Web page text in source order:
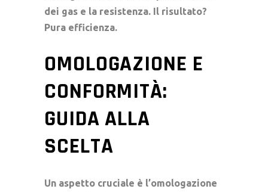
dei gas e la resistenza. Il risultato?
Pura efficienza.
OMOLOGAZIONE E
CONFORMITÀ:
GUIDA ALLA
SCELTA
Un aspetto cruciale è l’omologazione